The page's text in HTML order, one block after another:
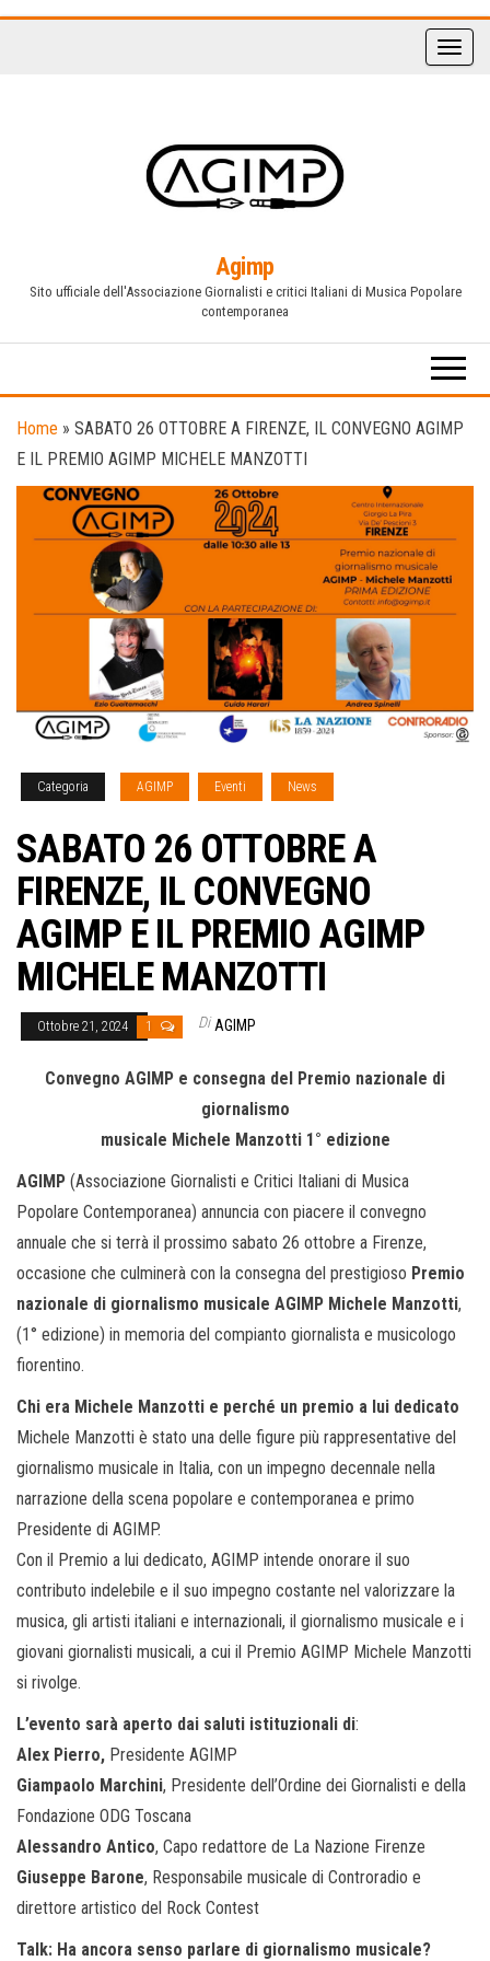
Agimp
Sito ufficiale dell'Associazione Giornalisti e critici Italiani di Musica Popolare
contemporanea
Home » SABATO 26 OTTOBRE A FIRENZE, IL CONVEGNO AGIMP
E IL PREMIO AGIMP MICHELE MANZOTTI
Categoria AGIMP Eventi News
SABATO 26 OTTOBRE A
FIRENZE, IL CONVEGNO
AGIMP E IL PREMIO AGIMP
MICHELE MANZOTTI
Ottobre 21, 2024 1 Di AGIMP
Convegno AGIMP e consegna del Premio nazionale di
giornalismo
musicale Michele Manzotti 1° edizione
AGIMP (Associazione Giornalisti e Critici Italiani di Musica
Popolare Contemporanea) annuncia con piacere il convegno
annuale che si terrà il prossimo sabato 26 ottobre a Firenze,
occasione che culminerà con la consegna del prestigioso Premio
nazionale di giornalismo musicale AGIMP Michele Manzotti,
(1° edizione) in memoria del compianto giornalista e musicologo
fiorentino.
Chi era Michele Manzotti e perché un premio a lui dedicato
Michele Manzotti è stato una delle figure più rappresentative del
giornalismo musicale in Italia, con un impegno decennale nella
narrazione della scena popolare e contemporanea e primo
Presidente di AGIMP.
Con il Premio a lui dedicato, AGIMP intende onorare il suo
contributo indelebile e il suo impegno costante nel valorizzare la
musica, gli artisti italiani e internazionali, il giornalismo musicale e i
giovani giornalisti musicali, a cui il Premio AGIMP Michele Manzotti
si rivolge.
L’evento sarà aperto dai saluti istituzionali di:
Alex Pierro, Presidente AGIMP
Giampaolo Marchini, Presidente dell’Ordine dei Giornalisti e della
Fondazione ODG Toscana
Alessandro Antico, Capo redattore de La Nazione Firenze
Giuseppe Barone, Responsabile musicale di Controradio e
direttore artistico del Rock Contest
Talk: Ha ancora senso parlare di giornalismo musicale?